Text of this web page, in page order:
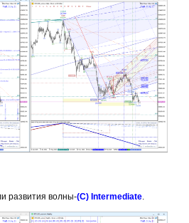
развития волны-(С) Intermediate.